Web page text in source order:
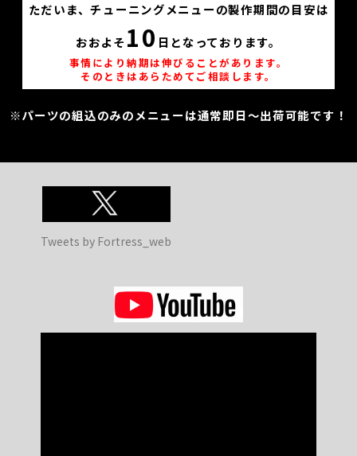
ただいま、チューニングメニューの製作期間の目安は
おおよそ 10 日となっております。
事情により納期は伸びることがあります。
そのときはあらためてご相談します。
※パーツの組込のみのメニューは通常即日～出荷可能です！
Tweets by Fortress_web